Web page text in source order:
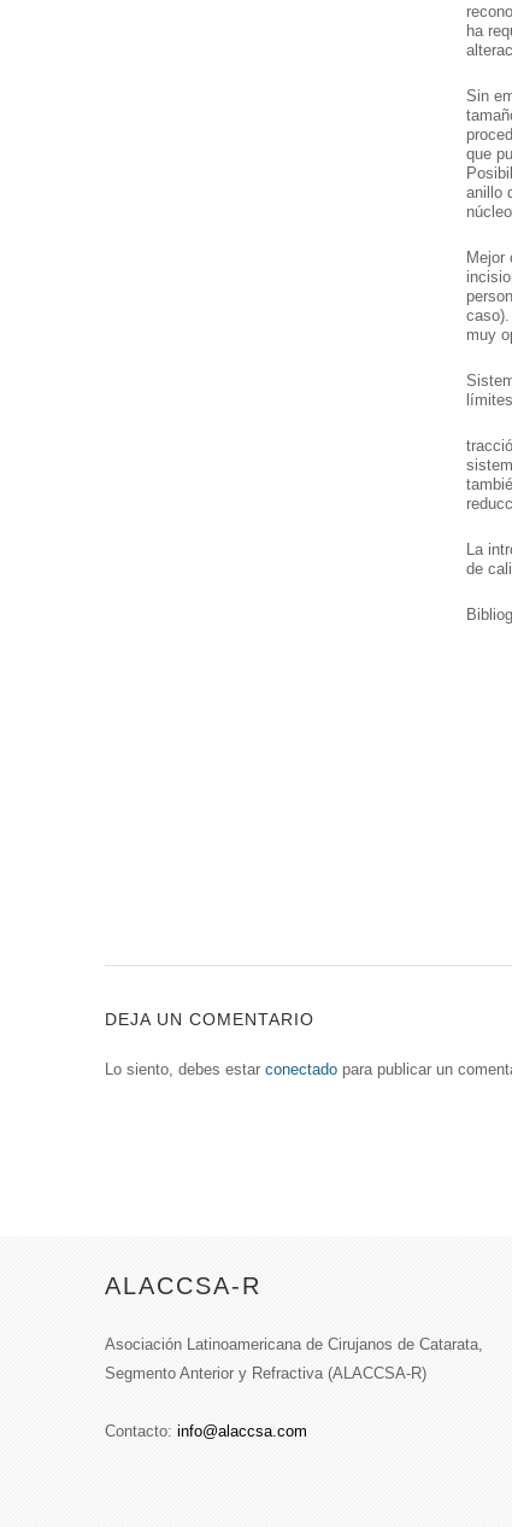
ha
Sin
que
anillo
Mejor
muy
La
de
DEJA UN COMENTARIO
Lo siento, debes estar conectado para publicar un
ALACCSA-R
Asociación Latinoamericana de Cirujanos de Catarata,
Segmento Anterior y Refractiva (ALACCSA-R)
Contacto: info@alaccsa.com